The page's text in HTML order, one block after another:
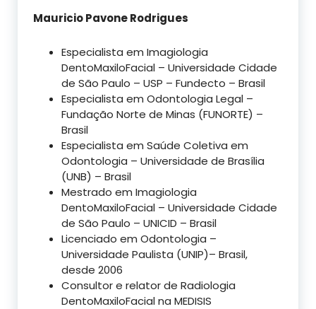
Mauricio Pavone Rodrigues
Especialista em Imagiologia
DentoMaxiloFacial – Universidade Cidade
de São Paulo – USP – Fundecto – Brasil
Especialista em Odontologia Legal –
Fundação Norte de Minas (FUNORTE) –
Brasil
Especialista em Saúde Coletiva em
Odontologia – Universidade de Brasília
(UNB) – Brasil
Mestrado em Imagiologia
DentoMaxiloFacial – Universidade Cidade
de São Paulo – UNICID – Brasil
Licenciado em Odontologia –
Universidade Paulista (UNIP)– Brasil,
desde 2006
Consultor e relator de Radiologia
DentoMaxiloFacial na MEDISIS